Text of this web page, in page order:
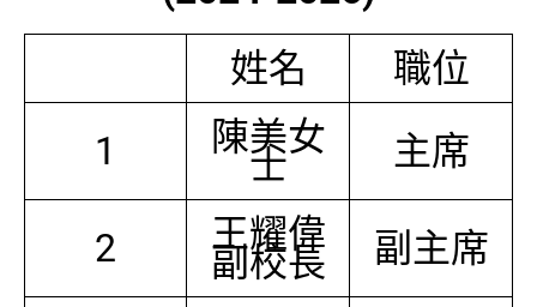
姓名
職位
1
陳美女
士 主席
2 王耀偉
副校長 副主席